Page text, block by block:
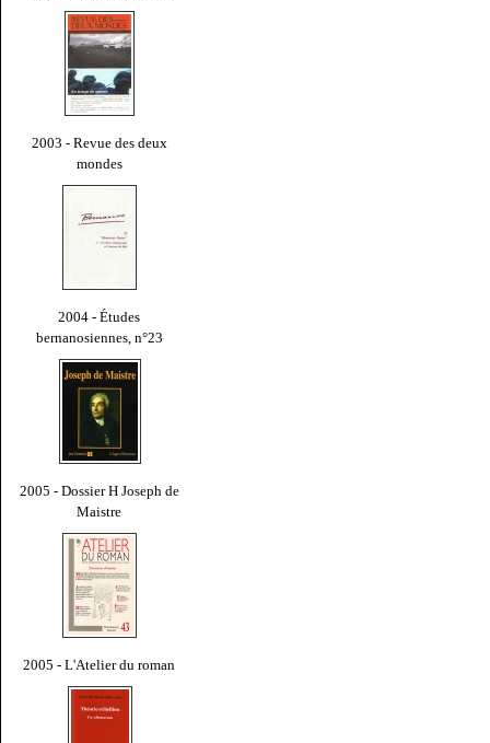
2003 - Revue des deux
mondes
2004 - Études
bernanosiennes, n°23
2005 - Dossier H Joseph de
Maistre
2005 - L'Atelier du roman